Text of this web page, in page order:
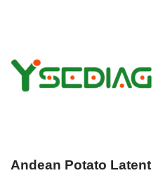
Andean Potato Latent